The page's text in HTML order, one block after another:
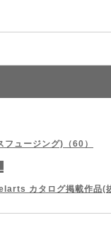
フュージング)（60）
カタログ掲載作品(